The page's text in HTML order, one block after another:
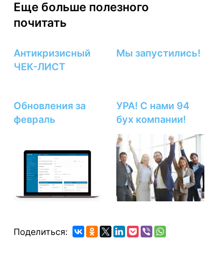
Еще больше полезного
почитать
Антикризисный
ЧЕК-ЛИСТ
Мы запустились!
Обновления за
февраль
УРА! С нами 94
бух компании!
Поделиться: